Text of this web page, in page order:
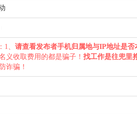
、 请查看发布者手机归属地与IP地址是否
义收取费用的都是骗子！ 找工作是往兜里
诈骗！